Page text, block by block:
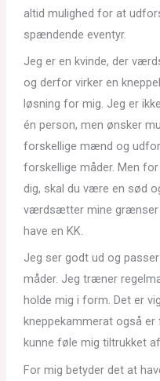
altid mulighed for at
spændende eventyr.
Jeg er en kvinde, der
og derfor virker en
løsning for mig. Jeg er
én person, men ønsker
forskellige mænd og
forskellige måder. Men
dig, skal du være en sød
værdsætter mine grænser
have en KK.
Jeg ser godt ud og
måder. Jeg træner
holde mig i form. Det er
kneppekammerat også
kunne føle mig tiltrukket
For mig betyder det at